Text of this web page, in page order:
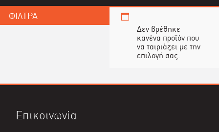
ΦΙΛΤΡΑ
Δεν βρέθηκε
κανένα προϊόν που
να ταιριάζει με την
επιλογή σας.
Επικοινωνία